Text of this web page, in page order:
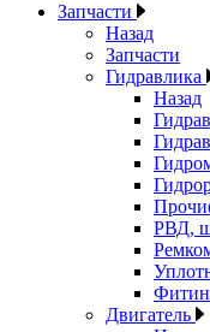
Запчасти
Назад
Запчасти
Гидравлика
Назад
РВД,
Двигатель